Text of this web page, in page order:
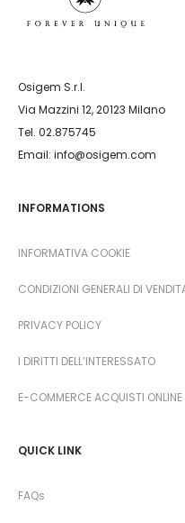
Osigem S.r.l.
Via Mazzini 12, 20123 Milano
Tel. 02.875745
Email: info@osigem.com
INFORMATIONS
INFORMATIVA COOKIE
CONDIZIONI GENERALI DI
PRIVACY POLICY
I DIRITTI DELL’INTERESSATO
E-COMMERCE ACQUISTI ONLINE
QUICK LINK
FAQs